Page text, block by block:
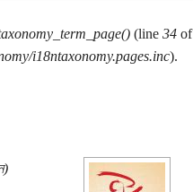
(line 34of
i18ntaxonomy.pages.inc).